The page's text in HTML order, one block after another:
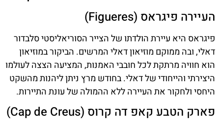
העיירה פיגראס (Figueres)
פיגראס היא עיירת הולדתו של הצייר הסוריאליסטי סלבדור
דאלי, ובה ממוקם מוזיאון דאלי המרשים. הביקור במוזיאון
הוא חוויה מרתקת לכל חובבי האמנות, המציעה הצצה לעולמו
היצירתי והייחודי של דאלי. בחודש מרץ ניתן ליהנות מהשקט
היחסי ולחקור את העיירה ללא ההמולה של עונת התיירות.
פארק הטבע קאפ דה קרוס (Cap de Creus)